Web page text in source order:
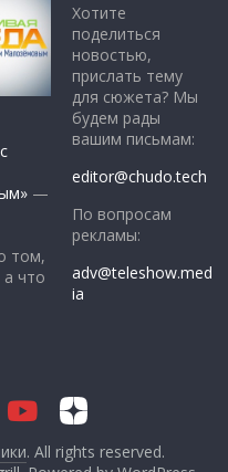
—
том,
что
Хотите
поделиться
новостью,
прислать тему
для сюжета? Мы
будем рады
вашим письмам:
editor@chudo.tech
По вопросам
рекламы:
adv@teleshow.med
ia
. All rights reserved.